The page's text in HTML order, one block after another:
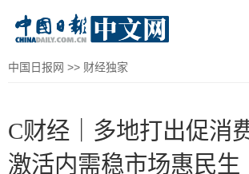
中国日报网 >> 财经独家
C财经｜多地打出促消
激活内需稳市场惠民生